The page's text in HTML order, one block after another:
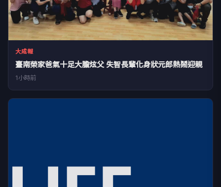
大成報
臺南榮家爸氣十足大膽炫父 失智長輩化身狀元郎熱鬧迎親
1小時前